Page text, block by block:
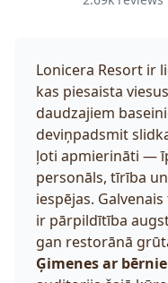
Lonicera Resort ir
kas piesaista
daudzajiem
deviņpadsmit
ļoti apmierināti —
personāls, tīrība
iespējas.
ir pārpildītība
gan restorānā
Ģimenes ar